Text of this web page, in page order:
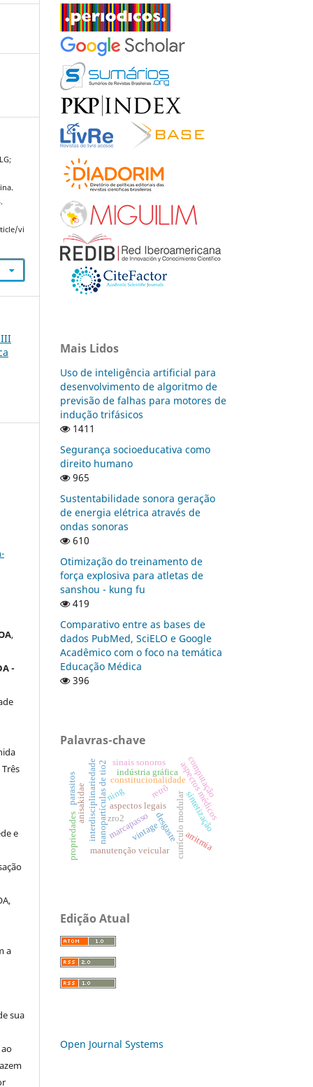
vi
III
,
-
e
a
sua
Mais Lidos
Uso de inteligência artificial para
desenvolvimento de algoritmo de
previsão de falhas para motores de
indução trifásicos
1411
Segurança socioeducativa como
direito humano
965
Sustentabilidade sonora geração
de energia elétrica através de
ondas sonoras
610
Otimização do treinamento de
força explosiva para atletas de
sanshou - kung fu
419
Comparativo entre as bases de
dados PubMed, SciELO e Google
Acadêmico com o foco na temática
Educação Médica
396
Palavras-chave
nanopartículas de tio2ning
constitucionalidade
aspectos legais aspectos médicos
interdisciplinariedade desgaste
vintage
retrô
manutenção veicular currículo modulararritmia
indústria gráfica
sintetização
sinais sonoros
anisakidae
parasitos
marcapasso
computação
propriedades zro2
Edição Atual
Open Journal Systems